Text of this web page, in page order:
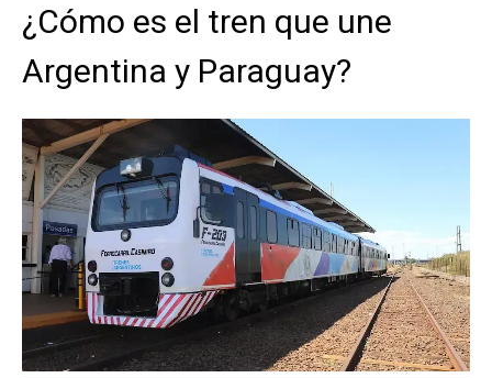
¿Cómo es el tren que une
Argentina y Paraguay?